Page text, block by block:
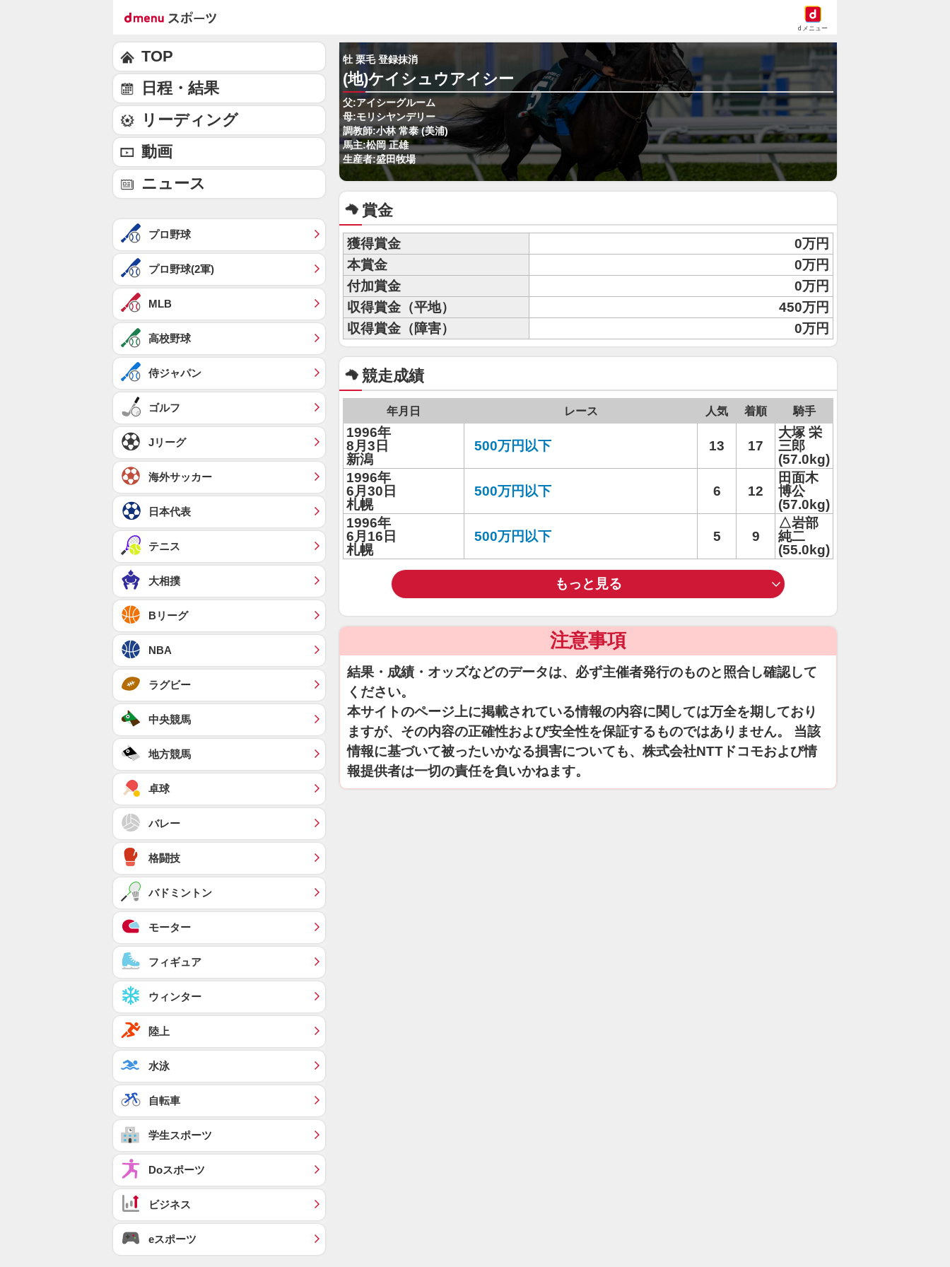
dメニュー
牡 栗毛 登録抹消
(地)ケイシュウアイシー
父:アイシーグルーム
母:モリシヤンデリー
調教師:小林 常泰 (美浦)
馬主:松岡 正雄
生産者:盛田牧場
賞金
獲得賞金
0万円
本賞金
0万円
付加賞金
0万円
収得賞金（平地）
450万円
収得賞金（障害）
0万円
競走成績
年月日 レース 人気 着順 騎手
1996年
8月3日
新潟
500万円以下 13 17
大塚 栄
三郎
(57.0kg)
1996年
6月30日
札幌
500万円以下 6 12
田面木
博公
(57.0kg)
1996年
6月16日
札幌
500万円以下 5 9
△岩部
純二
(55.0kg)
もっと見る
注意事項
結果・成績・オッズなどのデータは、必ず主催者発行のものと照合し確認して
ください。
本サイトのページ上に掲載されている情報の内容に関しては万全を期しており
ますが、その内容の正確性および安全性を保証するものではありません。 当該
情報に基づいて被ったいかなる損害についても、株式会社NTTドコモおよび情
報提供者は一切の責任を負いかねます。
TOP
日程・結果
リーディング
動画
ニュース
プロ野球
プロ野球(2軍)
MLB
高校野球
侍ジャパン
ゴルフ
Jリーグ
海外サッカー
日本代表
テニス
大相撲
Bリーグ
NBA
ラグビー
中央競馬
地方競馬
卓球
バレー
格闘技
バドミントン
モーター
フィギュア
ウィンター
陸上
水泳
自転車
学生スポーツ
Doスポーツ
ビジネス
eスポーツ